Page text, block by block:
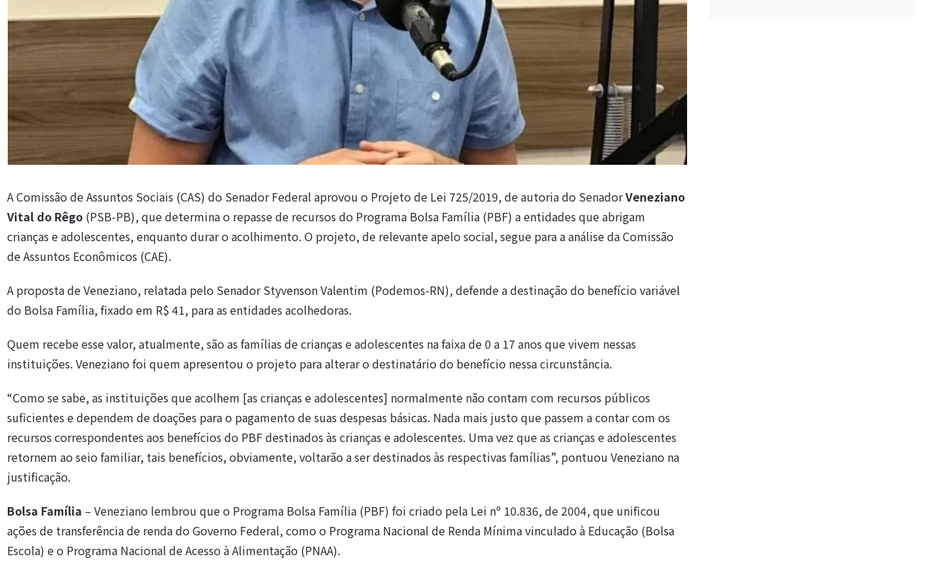
A Comissão de Assuntos Sociais (CAS) do Senador Federal aprovou o Projeto de Lei 725/2019, de autoria do SenadorVeneziano
Vital do Rêgo (PSB-PB), que determina o repasse de recursos do Programa Bolsa Família (PBF) a entidades que abrigam
crianças e adolescentes, enquanto durar o acolhimento. O projeto, de relevante apelo social, segue para a análise da Comissão
de Assuntos Econômicos (CAE).
A proposta de Veneziano, relatada pelo Senador Styvenson Valentim (Podemos-RN), defende a destinação do benefício variável
do Bolsa Família, fixado em R$ 41, para as entidades acolhedoras.
Quem recebe esse valor, atualmente, são as famílias de crianças e adolescentes na faixa de 0 a 17 anos que vivem nessas
instituições. Veneziano foi quem apresentou o projeto para alterar o destinatário do benefício nessa circunstância.
“Como se sabe, as instituições que acolhem [as crianças e adolescentes] normalmente não contam com recursos públicos
suficientes e dependem de doações para o pagamento de suas despesas básicas. Nada mais justo que passem a contar com os
recursos correspondentes aos benefícios do PBF destinados às crianças e adolescentes. Uma vez que as crianças e adolescentes
retornem ao seio familiar, tais benefícios, obviamente, voltarão a ser destinados às respectivas famílias”, pontuou Veneziano na
justificação.
Bolsa Família – Veneziano lembrou que o Programa Bolsa Família (PBF) foi criado pela Lei nº 10.836, de 2004, que unificou
ações de transferência de renda do Governo Federal, como o Programa Nacional de Renda Mínima vinculado à Educação (Bolsa
Escola) e o Programa Nacional de Acesso à Alimentação (PNAA).